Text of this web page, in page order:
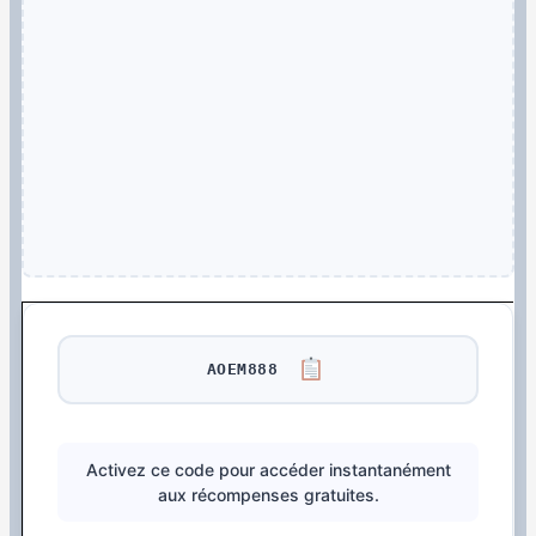
AOEM888
Activez ce code pour accéder instantanément
aux récompenses gratuites.